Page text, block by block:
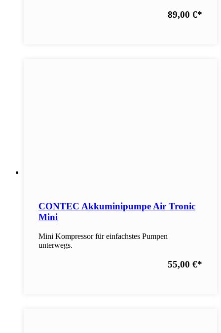
89,00 €*
CONTEC Akkuminipumpe Air Tronic
Mini
Mini Kompressor für einfachstes Pumpen
unterwegs.
55,00 €*